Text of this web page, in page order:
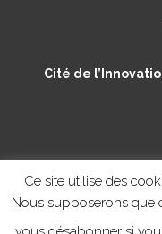
Cité de
Ce site utilise des
Nous supposerons que